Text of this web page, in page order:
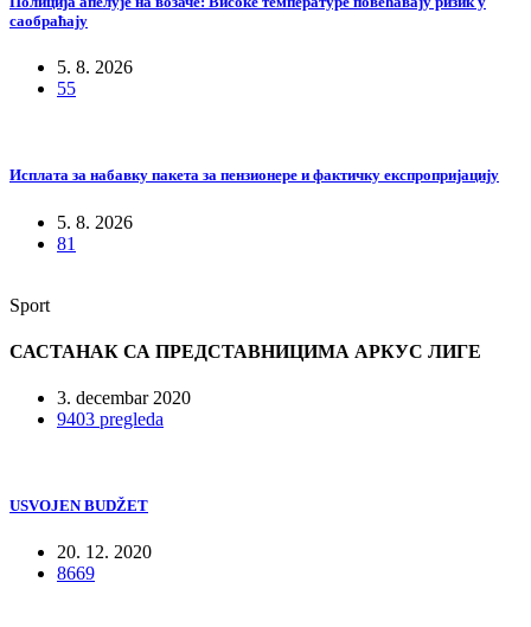
саобраћају
5. 8. 2026
55
Исплата за набавку пакета за пензионере и фактичку експропријацију
5. 8. 2026
81
Sport
САСТАНАК СА ПРЕДСТАВНИЦИМА АРКУС ЛИГЕ
3. decembar 2020
9403 pregleda
USVOJEN BUDŽET
20. 12. 2020
8669